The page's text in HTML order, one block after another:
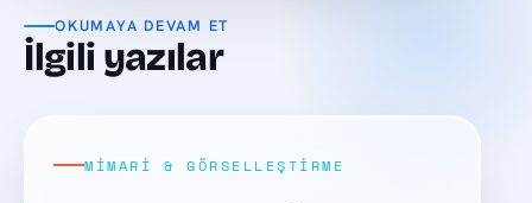
OKUMAYA DEVAM ET
İlgili yazılar
MIMARI & GÖRSELLEŞTIRME